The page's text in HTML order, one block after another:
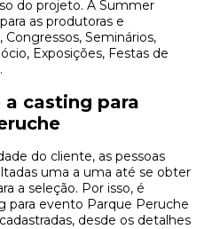
do projeto. A Summer
as produtoras e
Seminários,
Exposições, Festas de
a casting para
do cliente, as pessoas
uma a uma até se obter
a seleção. Por isso, é
para evento Parque Peruche
desde os detalhes